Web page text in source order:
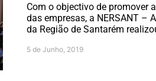
Com o objectivo de promover
das empresas, a NERSANT –
da Região de Santarém
5 de Junho, 2019